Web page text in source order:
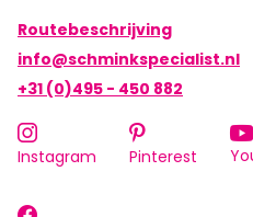
Routebeschrijving
info@schminkspecialist.nl
+31 (0)495 - 450 882
Instagram Pinterest